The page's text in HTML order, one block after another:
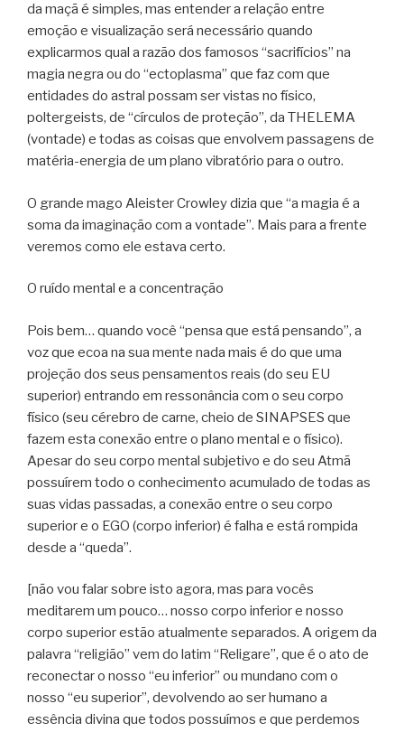
da maçã é simples, mas entender a relação entre
emoção e visualização será necessário quando
explicarmos qual a razão dos famosos “sacrifícios” na
magia negra ou do “ectoplasma” que faz com que
entidades do astral possam ser vistas no físico,
poltergeists, de “círculos de proteção”, da THELEMA
(vontade) e todas as coisas que envolvem passagens de
matéria-energia de um plano vibratório para o outro.
O grande mago Aleister Crowley dizia que “a magia é a
soma da imaginação com a vontade”. Mais para a frente
veremos como ele estava certo.
O ruído mental e a concentração
Pois bem… quando você “pensa que está pensando”, a
voz que ecoa na sua mente nada mais é do que uma
projeção dos seus pensamentos reais (do seu EU
superior) entrando em ressonância com o seu corpo
físico (seu cérebro de carne, cheio de SINAPSES que
fazem esta conexão entre o plano mental e o físico).
Apesar do seu corpo mental subjetivo e do seu Atmã
possuírem todo o conhecimento acumulado de todas as
suas vidas passadas, a conexão entre o seu corpo
superior e o EGO (corpo inferior) é falha e está rompida
desde a “queda”.
[não vou falar sobre isto agora, mas para vocês
meditarem um pouco… nosso corpo inferior e nosso
corpo superior estão atualmente separados. A origem da
palavra “religião” vem do latim “Religare”, que é o ato de
reconectar o nosso “eu inferior” ou mundano com o
nosso “eu superior”, devolvendo ao ser humano a
essência divina que todos possuímos e que perdemos